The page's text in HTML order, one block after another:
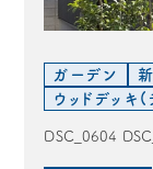
ガーデン
ウッドデッキ
DSC_0604